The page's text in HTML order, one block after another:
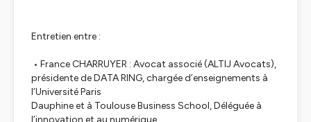
Entretien entre :
• France CHARRUYER : Avocat associé (ALTIJ Avocats),
présidente de DATA RING, chargée d’enseignements à
l’Université Paris
Dauphine et à Toulouse Business School, Déléguée à
l’innovation et au numérique